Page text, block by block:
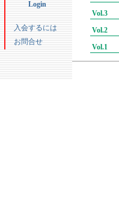
Login
入会するには
お問合せ
Vol.3
Vol.2
Vol.1